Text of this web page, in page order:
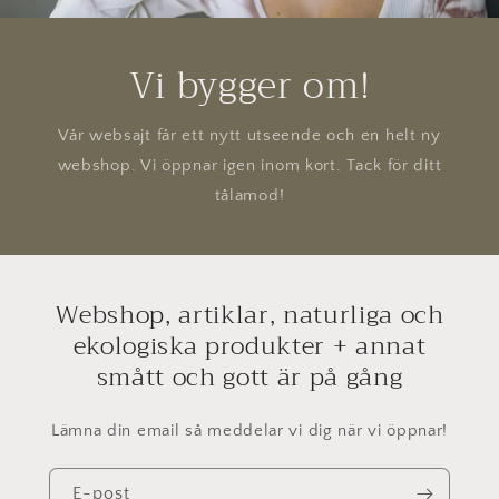
Vi bygger om!
Vår websajt får ett nytt utseende och en helt ny
webshop. Vi öppnar igen inom kort. Tack för ditt
tålamod!
Webshop, artiklar, naturliga och
ekologiska produkter + annat
smått och gott är på gång
Lämna din email så meddelar vi dig när vi öppnar!
E-post